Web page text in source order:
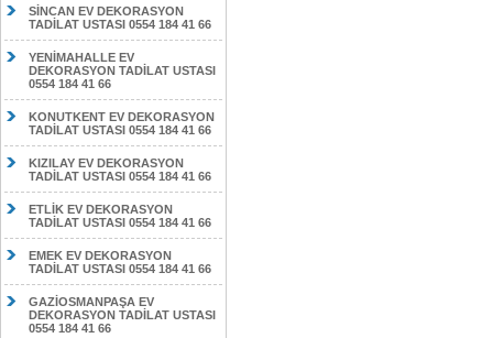
SİNCAN EV DEKORASYON
TADİLAT USTASI 0554 184 41 66
YENİMAHALLE EV
DEKORASYON TADİLAT USTASI
0554 184 41 66
KONUTKENT EV DEKORASYON
TADİLAT USTASI 0554 184 41 66
KIZILAY EV DEKORASYON
TADİLAT USTASI 0554 184 41 66
ETLİK EV DEKORASYON
TADİLAT USTASI 0554 184 41 66
EMEK EV DEKORASYON
TADİLAT USTASI 0554 184 41 66
GAZİOSMANPAŞA EV
DEKORASYON TADİLAT USTASI
0554 184 41 66